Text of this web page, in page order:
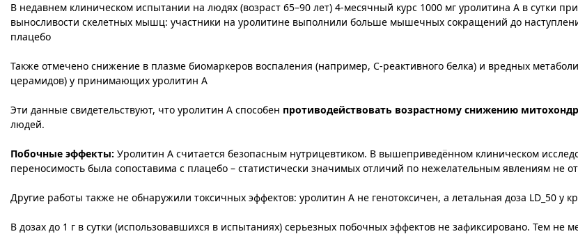
В недавнем клиническом испытании на людях (возраст 65–90 лет) 4-месячный курс 1000 мг уролитина A в сутки
выносливости скелетных мышц: участники на уролитине выполнили больше мышечных сокращений до
плацебо​
Также отмечено снижение в плазме биомаркеров воспаления (например, С-реактивного белка) и вредных
церамидов) у принимающих уролитин A​
Эти данные свидетельствуют, что уролитин A способен противодействовать возрастному снижению
людей.
Побочные эффекты: Уролитин A считается безопасным нутрицевтиком. В вышеприведённом клиническом
переносимость была сопоставима с плацебо – статистически значимых отличий по нежелательным явлениям не
Другие работы также не обнаружили токсичных эффектов: уролитин A не генотоксичен, а летальная доза LD_50 у
В дозах до 1 г в сутки (использовавшихся в испытаниях) серьезных побочных эффектов не зафиксировано. Тем не